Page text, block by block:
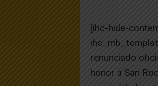
[ihc-hide-
renunciado
honor a San